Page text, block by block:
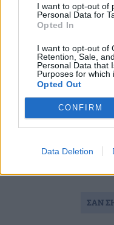
I want to opt-out of
Personal Data for
Opted In
I want to opt-out of
Retention, Sale,
Personal Data that
Purposes for which
Opted Out
CONFIRM
Data Deletion
ΣΑΝ